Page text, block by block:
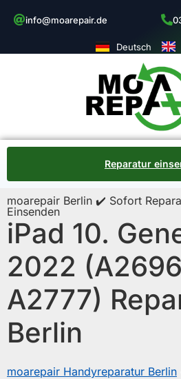
info@moarepair.de
Deutsch
Reparatur
moarepair Berlin ✔️ Sofort
Einsenden
iPad 10.
2022
A2777)
Berlin
moarepair Handyreparatur Berlin